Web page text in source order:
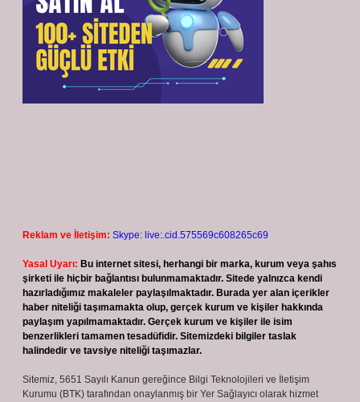
Reklam ve İletişim: Skype: live:.cid.575569c608265c69
Yasal Uyarı: Bu internet sitesi, herhangi bir marka, kurum veya şahıs
şirketi ile hiçbir bağlantısı bulunmamaktadır. Sitede yalnızca kendi
hazırladığımız makaleler paylaşılmaktadır. Burada yer alan içerikler
haber niteliği taşımamakta olup, gerçek kurum ve kişiler hakkında
paylaşım yapılmamaktadır. Gerçek kurum ve kişiler ile isim
benzerlikleri tamamen tesadüfidir. Sitemizdeki bilgiler taslak
halindedir ve tavsiye niteliği taşımazlar.
Sitemiz, 5651 Sayılı Kanun gereğince Bilgi Teknolojileri ve İletişim
Kurumu (BTK) tarafından onaylanmış bir Yer Sağlayıcı olarak hizmet